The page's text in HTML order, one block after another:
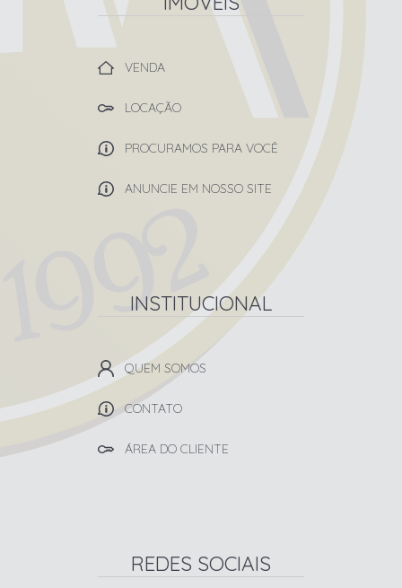
VENDA
LOCAÇÃO
PROCURAMOS PARA VOCÊ
ANUNCIE EM NOSSO SITE
INSTITUCIONAL
QUEM SOMOS
CONTATO
ÁREA DO CLIENTE
REDES SOCIAIS